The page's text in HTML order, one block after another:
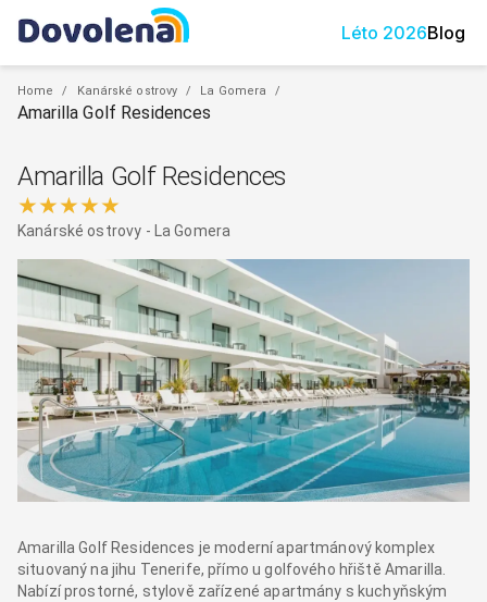
Léto 2026Blog
Home / Kanárské ostrovy / La Gomera /
Amarilla Golf Residences
Amarilla Golf Residences
★★★★★
Kanárské ostrovy - La Gomera
Amarilla Golf Residences je moderní apartmánový komplex
situovaný na jihu Tenerife, přímo u golfového hřiště Amarilla.
Nabízí prostorné, stylově zařízené apartmány s kuchyňským